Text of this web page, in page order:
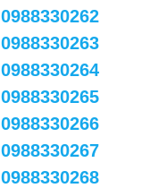
0988330262
0988330263
0988330264
0988330265
0988330266
0988330267
0988330268